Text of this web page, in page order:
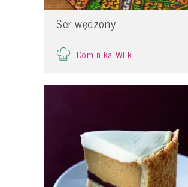
Ser wędzony
Dominika Wilk